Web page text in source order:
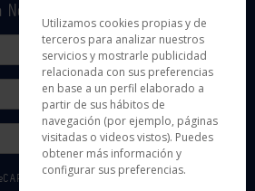
y se aplican la Política de privacidad
Utilizamos cookies propias y de
terceros para analizar nuestros
servicios y mostrarle publicidad
relacionada con sus preferencias
en base a un perfil elaborado a
partir de sus hábitos de
navegación (por ejemplo, páginas
visitadas o videos vistos). Puedes
obtener más información y
configurar sus preferencias.